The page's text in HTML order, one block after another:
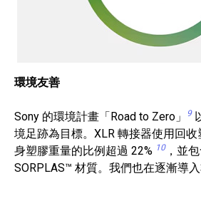
環境友善
Sony 的環境計畫「Road to Zero」 9
境足跡為目標。XLR 轉接器使用回
身塑膠重量的比例超過 22% 10，並
SORPLAS™ 材質。我們也在逐漸導